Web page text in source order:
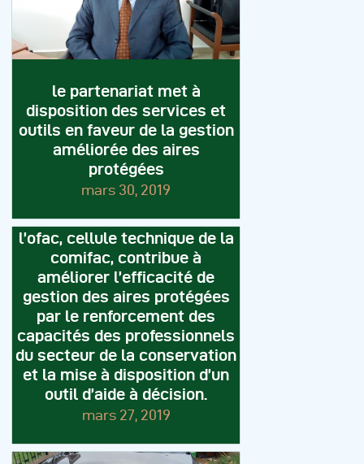
le partenariat met à
disposition des services et
outils en faveur de la gestion
améliorée des aires
protégées
mars 30, 2019
l’ofac, cellule technique de la
comifac, contribue à
améliorer l’efficacité de
gestion des aires protégées
par le renforcement des
capacités des professionnels
du secteur de la conservation
et la mise à disposition d’un
outil d’aide à décision.
mars 27, 2019